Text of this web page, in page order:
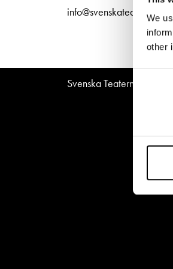
We
other
info@svenskateatern.fi
Svenska Teatern © All